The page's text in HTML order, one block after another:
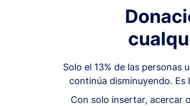
Solo el 13% de las personas
continúa disminuyendo.
Con solo insertar, acercar